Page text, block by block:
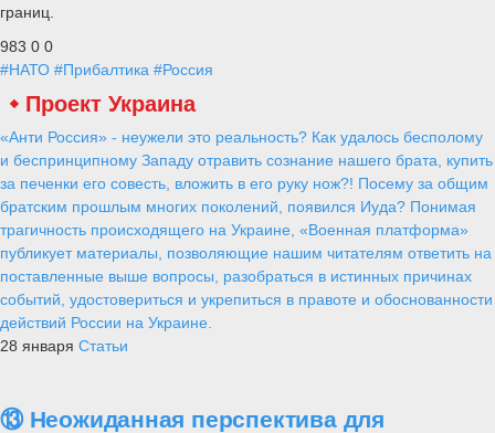
границ.
983 0 0
#НАТО #Прибалтика #Россия
Проект Украина
«Анти Россия» - неужели это реальность? Как удалось бесполому
и беспринципному Западу отравить сознание нашего брата, купить
за печенки его совесть, вложить в его руку нож?! Посему за общим
братским прошлым многих поколений, появился Иуда? Понимая
трагичность происходящего на Украине, «Военная платформа»
публикует материалы, позволяющие нашим читателям ответить на
поставленные выше вопросы, разобраться в истинных причинах
событий, удостовериться и укрепиться в правоте и обоснованности
действий России на Украине.
28 января Статьи
⑬ Неожиданная перспектива для